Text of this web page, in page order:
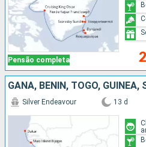
Pensão completa
GANA, BENIN, TOGO, GUINEA,
Silver Endeavour 13 d